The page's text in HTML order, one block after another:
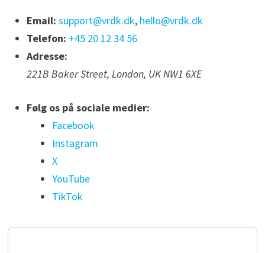
Email: support@vrdk.dk, hello@vrdk.dk
Telefon: +45 20 12 34 56
Adresse:
221B Baker Street, London, UK NW1 6XE
Følg os på sociale medier:
Facebook
Instagram
X
YouTube
TikTok